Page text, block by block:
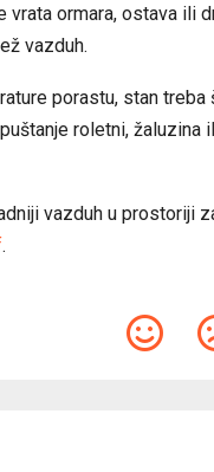
vrata ormara, ostava ili
vazduh.
porastu, stan
roletni, žaluzina
vazduh u prostoriji
.